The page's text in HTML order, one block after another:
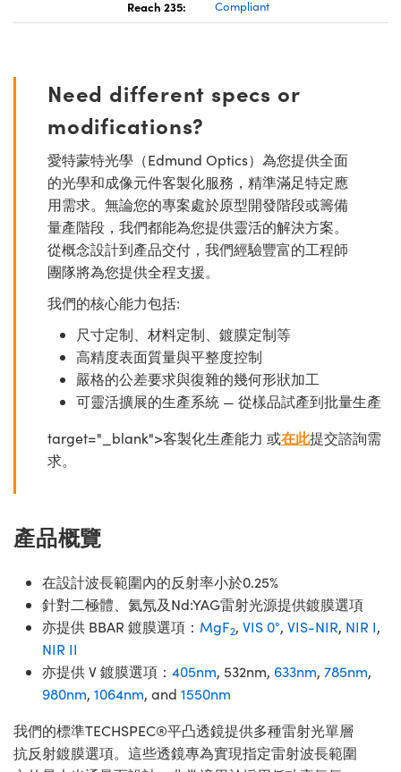
Reach 235: Compliant
Need different specs or
modifications?
愛特蒙特光學（Edmund Optics）為您提供全面
的光學和成像元件客製化服務，精準滿足特定應
用需求。無論您的專案處於原型開發階段或籌備
量產階段，我們都能為您提供靈活的解決方案。
從概念設計到產品交付，我們經驗豐富的工程師
團隊將為您提供全程支援。
我們的核心能力包括:
尺寸定制、材料定制、鍍膜定制等
高精度表面質量與平整度控制
嚴格的公差要求與復雜的幾何形狀加工
可靈活擴展的生產系統 — 從樣品試產到批量生產
target="_blank">客製化生產能力 或在此提交諮詢需
求。
產品概覽
在設計波長範圍內的反射率小於0.25%
針對二極體、氦氖及Nd:YAG雷射光源提供鍍膜選項
亦提供 BBAR 鍍膜選項： MgF2, VIS 0°, VIS-NIR, NIR I,
NIR II
亦提供 V 鍍膜選項： 405nm, 532nm, 633nm, 785nm,
980nm, 1064nm, and 1550nm
我們的標準TECHSPEC®平凸透鏡提供多種雷射光單層
抗反射鍍膜選項。這些透鏡專為實現指定雷射波長範圍